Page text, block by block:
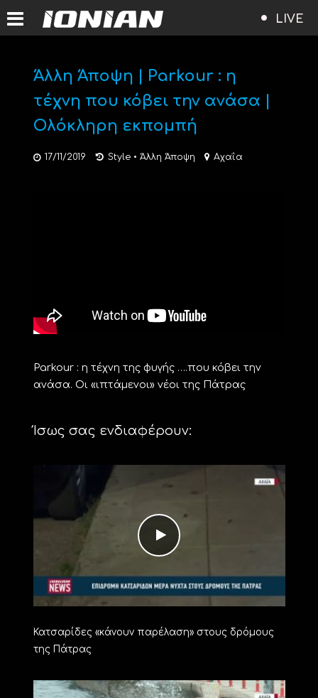
LIVE
Άλλη Άποψη | Parkour : η
τέχνη που κόβει την ανάσα |
Ολόκληρη εκπομπή
17/11/2019 Style • Άλλη Άποψη Αχαΐα
Parkour : η τέχνη της φυγής ….που κόβει την
ανάσα. Οι «ιπτάμενοι» νέοι της Πάτρας
Ίσως σας ενδιαφέρουν:
Κατσαρίδες «κάνουν παρέλαση» στους δρόμους
της Πάτρας